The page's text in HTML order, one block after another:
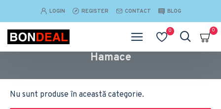
LOGIN REGISTER CONTACT BLOG
0 0
Hamace
Nu sunt produse în această categorie.